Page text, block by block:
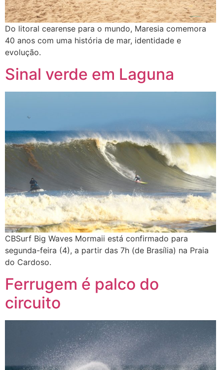
Do litoral cearense para o mundo, Maresia comemora
40 anos com uma história de mar, identidade e
evolução.
Sinal verde em Laguna
CBSurf Big Waves Mormaii está confirmado para
segunda-feira (4), a partir das 7h (de Brasília) na Praia
do Cardoso.
Ferrugem é palco do
circuito